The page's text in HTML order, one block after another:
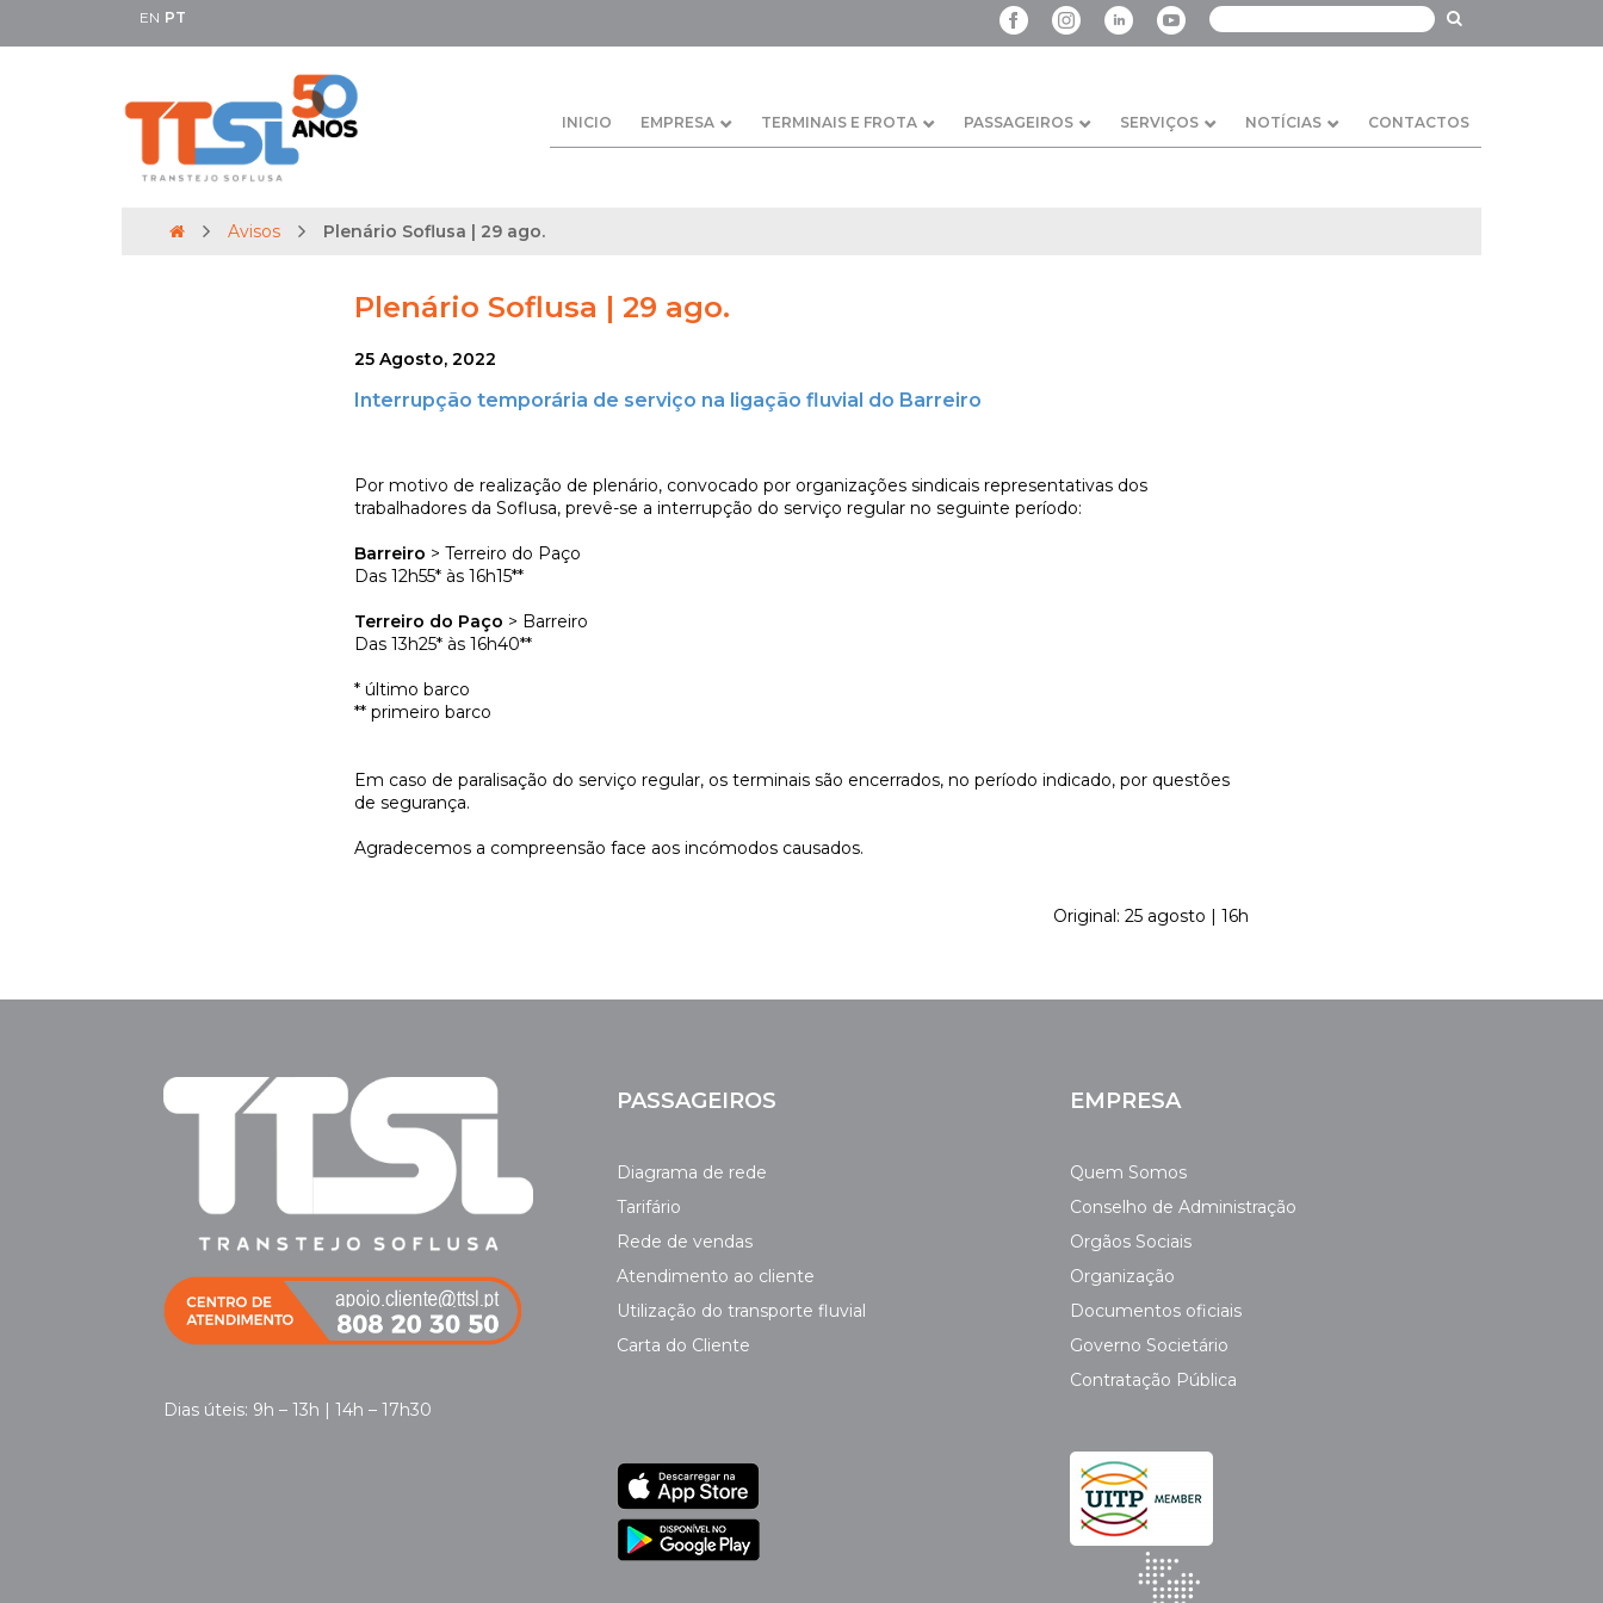
EN PT
INICIO EMPRESA TERMINAIS E FROTA PASSAGEIROS SERVIÇOS NOTÍCIAS CONTACTOS
Avisos Plenário Soflusa | 29 ago.
Plenário Soflusa | 29 ago.
25 Agosto, 2022
Interrupção temporária de serviço na ligação fluvial do Barreiro
Por motivo de realização de plenário, convocado por organizações sindicais representativas dos
trabalhadores da Soflusa, prevê-se a interrupção do serviço regular no seguinte período:
Barreiro > Terreiro do Paço
Das 12h55* às 16h15**
Terreiro do Paço > Barreiro
Das 13h25* às 16h40**
* último barco
** primeiro barco
Em caso de paralisação do serviço regular, os terminais são encerrados, no período indicado, por questões
de segurança.
Agradecemos a compreensão face aos incómodos causados.
Original: 25 agosto | 16h
Dias úteis: 9h – 13h | 14h – 17h30
PASSAGEIROS
Diagrama de rede
Tarifário
Rede de vendas
Atendimento ao cliente
Utilização do transporte fluvial
Carta do Cliente
EMPRESA
Quem Somos
Conselho de Administração
Orgãos Sociais
Organização
Documentos oficiais
Governo Societário
Contratação Pública